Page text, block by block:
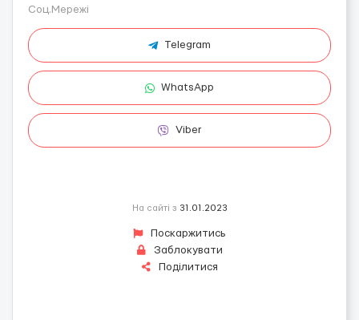
Соц.Мережі
Telegram
WhatsApp
Viber
На сайті з 31.01.2023
Поскаржитись
Заблокувати
Поділитися